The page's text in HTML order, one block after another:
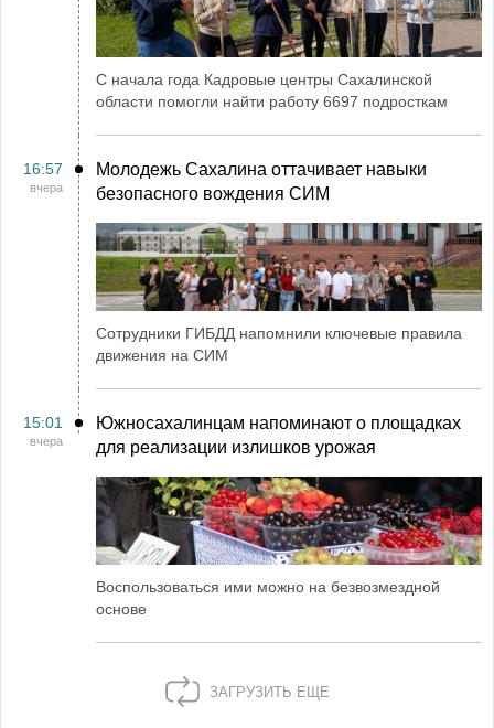
С начала года Кадровые центры Сахалинской
области помогли найти работу 6697 подросткам
16:57
вчера
Молодежь Сахалина оттачивает навыки
безопасного вождения СИМ
Сотрудники ГИБДД напомнили ключевые правила
движения на СИМ
15:01
вчера
Южносахалинцам напоминают о площадках
для реализации излишков урожая
Воспользоваться ими можно на безвозмездной
основе
ЗАГРУЗИТЬ ЕЩЕ